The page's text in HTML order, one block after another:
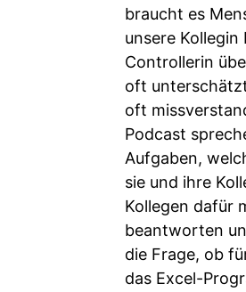
braucht es
unsere Kollegin
Controllerin
oft
oft
Podcast
Aufgaben,
sie und ihre
Kollegen dafür
beantworten
die Frage, ob
das Excel-